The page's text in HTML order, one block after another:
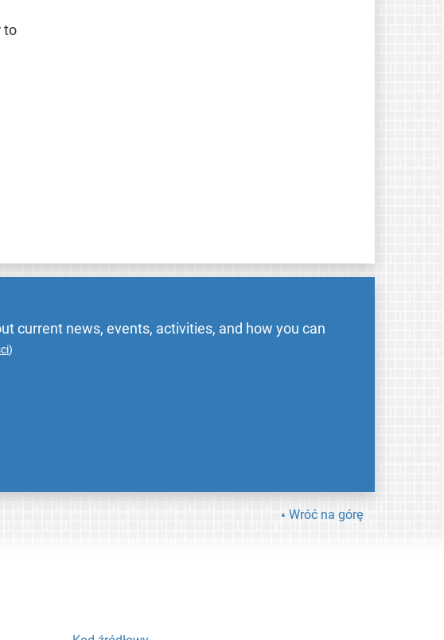
to
current news, events, activities, and how you can
)
Wróć na górę